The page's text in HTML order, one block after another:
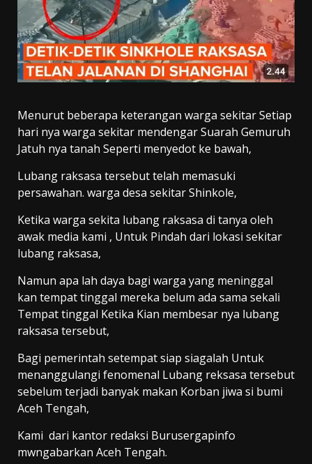
Menurut beberapa keterangan warga sekitar Setiap
hari nya warga sekitar mendengar Suarah Gemuruh
Jatuh nya tanah Seperti menyedot ke bawah,
Lubang raksasa tersebut telah memasuki
persawahan. warga desa sekitar Shinkole,
Ketika warga sekita lubang raksasa di tanya oleh
awak media kami , Untuk Pindah dari lokasi sekitar
lubang raksasa,
Namun apa lah daya bagi warga yang meninggal
kan tempat tinggal mereka belum ada sama sekali
Tempat tinggal Ketika Kian membesar nya lubang
raksasa tersebut,
Bagi pemerintah setempat siap siagalah Untuk
menanggulangi fenomenal Lubang reksasa tersebut
sebelum terjadi banyak makan Korban jiwa si bumi
Aceh Tengah,
Kami dari kantor redaksi Burusergapinfo
mwngabarkan Aceh Tengah.